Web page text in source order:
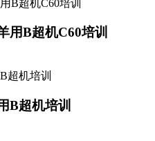
用B超机C60培训
B超机培训